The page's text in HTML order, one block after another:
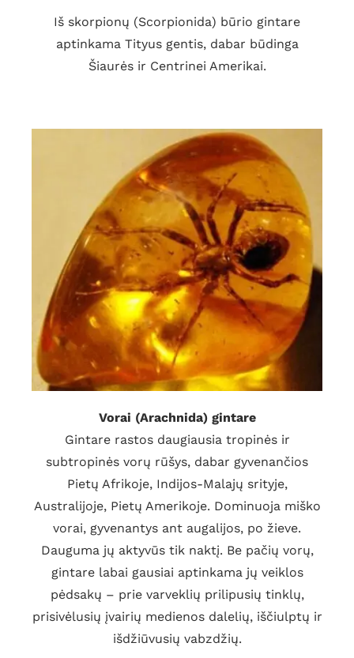
Iš skorpionų (Scorpionida) būrio gintare
aptinkama Tityus gentis, dabar būdinga
Šiaurės ir Centrinei Amerikai.
Vorai (Arachnida) gintare
Gintare rastos daugiausia tropinės ir
subtropinės vorų rūšys, dabar gyvenančios
Pietų Afrikoje, Indijos-Malajų srityje,
Australijoje, Pietų Amerikoje. Dominuoja miško
vorai, gyvenantys ant augalijos, po žieve.
Dauguma jų aktyvūs tik naktį. Be pačių vorų,
gintare labai gausiai aptinkama jų veiklos
pėdsakų – prie varveklių prilipusių tinklų,
prisivėlusių įvairių medienos dalelių, iščiulptų ir
išdžiūvusių vabzdžių.